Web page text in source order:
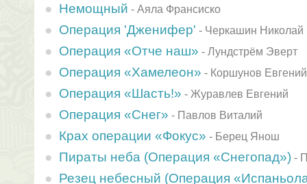
Немощный - Аяла Франсиско
Операция 'Дженифер' - Черкашин Николай
Операция «Отче наш» - Лундстрём Эверт
Операция «Хамелеон» - Коршунов Евгений
Операция «Шасть!» - Журавлев Евгений
Операция «Снег» - Павлов Виталий
Крах операции «Фокус» - Берец Янош
Пираты неба (Операция «Снегопад») -
Резец небесный (Операция